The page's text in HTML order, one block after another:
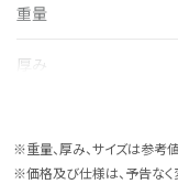
重量
厚み
ケース素材
※重量、厚み、サイズは参考
※価格及び仕様は、予告なく